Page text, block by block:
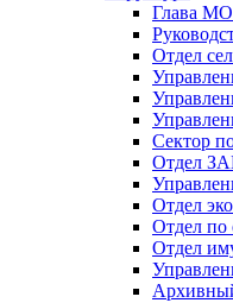
Глава
Отдел
Сектор
Отдел
Отдел
Отдел по
Отдел